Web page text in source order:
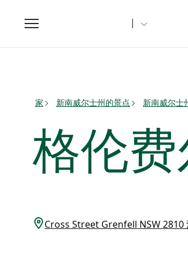
Toggle
navigation
家 新南威尔士州的景点 新南威尔士
格伦
Cross Street Grenfell NSW 2810